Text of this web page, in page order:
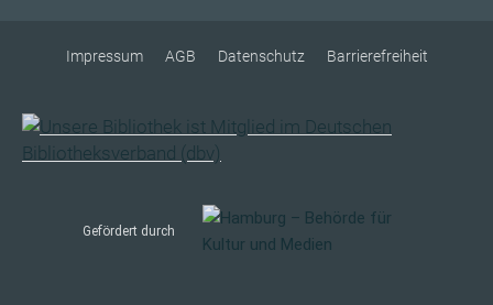
Impressum AGB Datenschutz Barrierefreiheit
Gefördert durch